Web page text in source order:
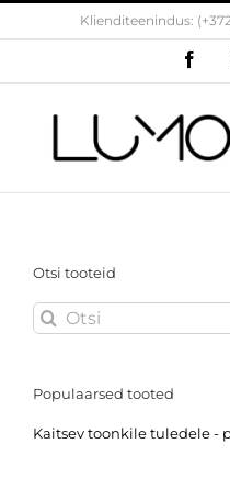
Skip
Klienditeenindus:
Otsi tooteid
Search
for:
Populaarsed tooted
Kaitsev toonkile tuledele -